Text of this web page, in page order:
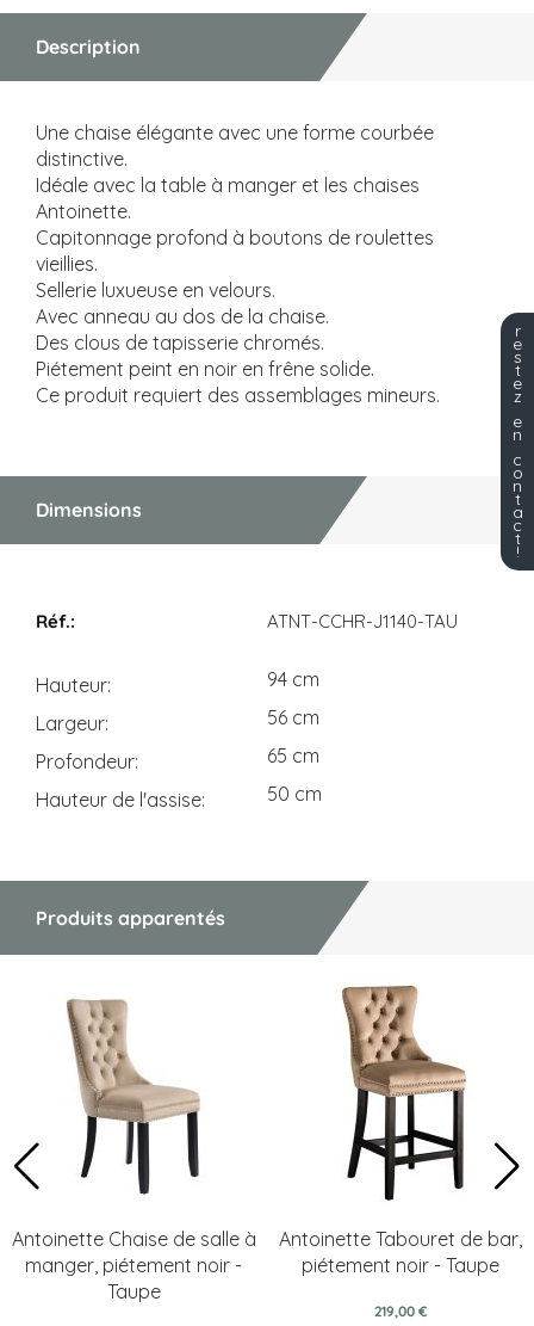
Description
Une chaise élégante avec une forme courbée
distinctive.
Idéale avec la table à manger et les chaises
Antoinette.
Capitonnage profond à boutons de roulettes
vieillies.
Sellerie luxueuse en velours.
Avec anneau au dos de la chaise.
Des clous de tapisserie chromés.
Piétement peint en noir en frêne solide.
Ce produit requiert des assemblages mineurs.
Dimensions
ATNT-CCHR-J1140-TAU
Hauteur
94 cm
Largeur
56 cm
Profondeur
65 cm
Hauteur de l'assise
50 cm
Produits apparentés
Antoinette Chaise de salle à
manger, piétement noir -
Taupe
Antoinette Tabouret de bar,
piétement noir - Taupe
219,00 €
r
e
s
t
e
z
e
n
c
o
n
t
a
c
t
!